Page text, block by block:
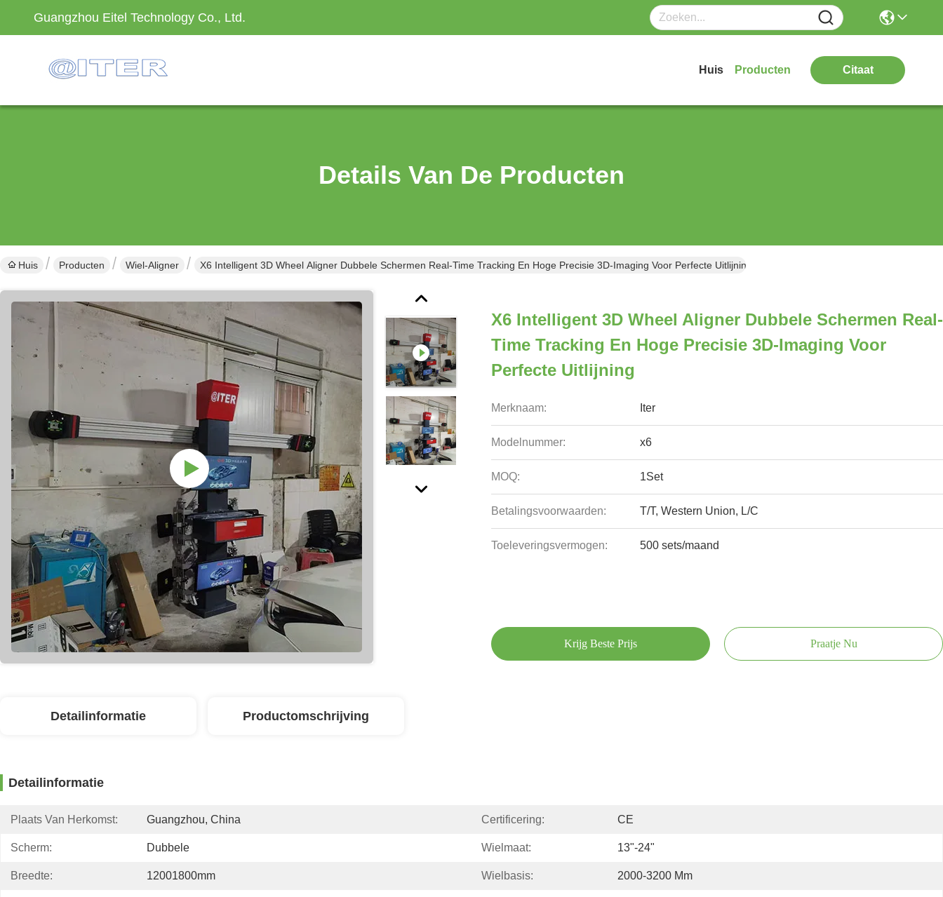
Guangzhou Eitel Technology Co., Ltd.
Huis Producten Citaat
Details Van De Producten
Huis Producten Wiel-Aligner X6 Intelligent 3D Wheel Aligner Dubbele Schermen Real-Time Tracking En Hoge Precisie 3D-Imaging Voor Perfecte Uitlijning
X6 Intelligent 3D Wheel Aligner Dubbele Schermen Real-
Time Tracking En Hoge Precisie 3D-Imaging Voor
Perfecte Uitlijning
Merknaam: Iter
Modelnummer: x6
MOQ: 1Set
Betalingsvoorwaarden: T/T, Western Union, L/C
Toeleveringsvermogen: 500 sets/maand
Krijg Beste Prijs Praatje Nu
Detailinformatie Productomschrijving
Detailinformatie
Plaats Van Herkomst: Guangzhou, China Certificering: CE
Scherm: Dubbele Wielmaat: 13"-24"
Breedte: 12001800mm Wielbasis: 2000-3200 Mm